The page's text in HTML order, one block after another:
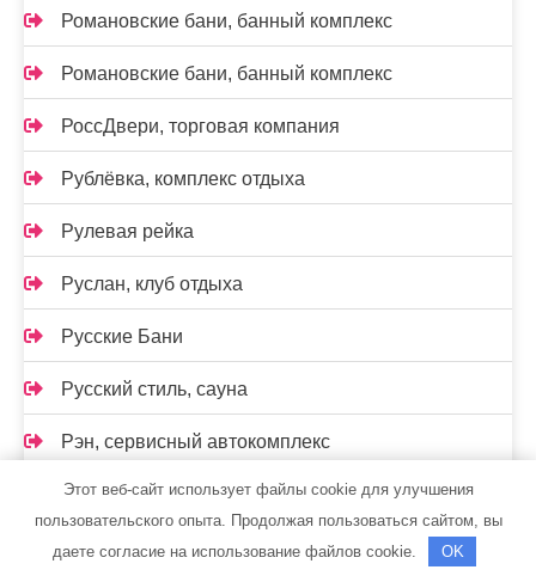
Романовские бани, банный комплекс
Романовские бани, банный комплекс
РоссДвери, торговая компания
Рублёвка, комплекс отдыха
Рулевая рейка
Руслан, клуб отдыха
Русские Бани
Русский стиль, сауна
Рэн, сервисный автокомплекс
Сайран, гостиница
Сауна, Сауна
Этот веб-сайт использует файлы cookie для улучшения
пользовательского опыта. Продолжая пользоваться сайтом, вы
даете согласие на использование файлов cookie.
OK